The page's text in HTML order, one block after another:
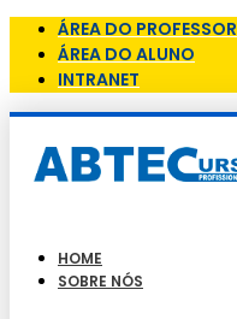
ÁREA DO PROFESSOR
ÁREA DO ALUNO
INTRANET
HOME
SOBRE NÓS